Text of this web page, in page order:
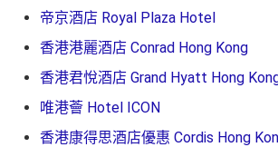
✅優點
食肆/酒店消費現金回贈2%
其他本地港幣簽賬現金回贈1%
es.hk/mmcredit
全新信用卡客戶基本迎新
累積合資格簽賬滿HK$5,800 ：
基本迎新賺$300 「獎賞錢」
啟動新卡後再成功申請「現金套現」
金額達港幣20,000元或以上，並選擇
款期，享$200「獎賞錢」（相等於
帝京酒店 Royal Plaza Hotel
香港港麗酒店 Conrad Hong Kong
香港君悅酒店 Grand Hyatt Hong
唯港薈 Hotel ICON
香港康得思酒店優惠 Cordis Hong